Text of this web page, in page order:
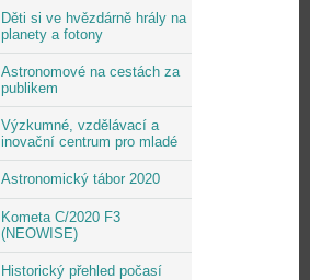
Děti si ve hvězdárně hrály na
planety a fotony
Astronomové na cestách za
publikem
Výzkumné, vzdělávací a
inovační centrum pro mladé
Astronomický tábor 2020
Kometa C/2020 F3
(NEOWISE)
Historický přehled počasí